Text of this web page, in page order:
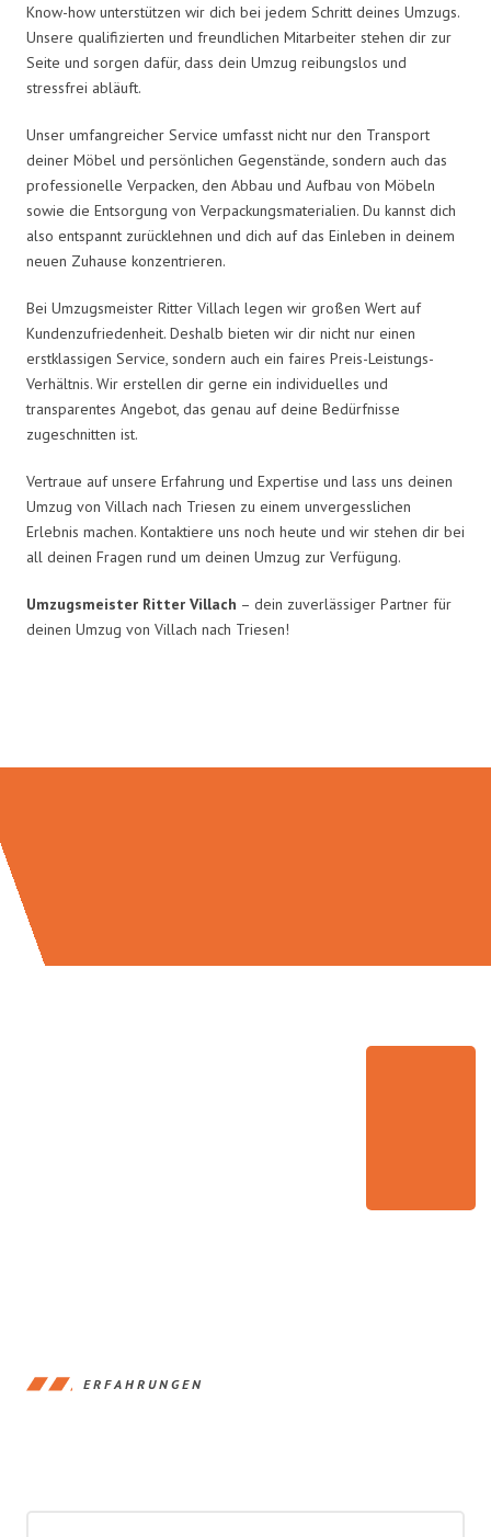
Know-how unterstützen wir dich bei jedem Schritt deines Umzugs.
Unsere qualifizierten und freundlichen Mitarbeiter stehen dir zur
Seite und sorgen dafür, dass dein Umzug reibungslos und
stressfrei abläuft.
Unser umfangreicher Service umfasst nicht nur den Transport
deiner Möbel und persönlichen Gegenstände, sondern auch das
professionelle Verpacken, den Abbau und Aufbau von Möbeln
sowie die Entsorgung von Verpackungsmaterialien. Du kannst dich
also entspannt zurücklehnen und dich auf das Einleben in deinem
neuen Zuhause konzentrieren.
Bei Umzugsmeister Ritter Villach legen wir großen Wert auf
Kundenzufriedenheit. Deshalb bieten wir dir nicht nur einen
erstklassigen Service, sondern auch ein faires Preis-Leistungs-
Verhältnis. Wir erstellen dir gerne ein individuelles und
transparentes Angebot, das genau auf deine Bedürfnisse
zugeschnitten ist.
Vertraue auf unsere Erfahrung und Expertise und lass uns deinen
Umzug von Villach nach Triesen zu einem unvergesslichen
Erlebnis machen. Kontaktiere uns noch heute und wir stehen dir bei
all deinen Fragen rund um deinen Umzug zur Verfügung.
Umzugsmeister Ritter Villach – dein zuverlässiger Partner für
deinen Umzug von Villach nach Triesen!
ERFAHRUNGEN